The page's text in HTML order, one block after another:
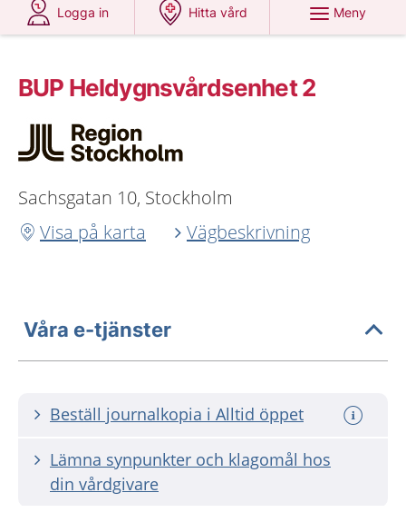
Logga in
Hitta vård
Meny
BUP Heldygnsvårdsenhet 2
Sachsgatan 10, Stockholm
Visa på karta
Vägbeskrivning
Våra e-tjänster
Beställ journalkopia i Alltid öppet
Lämna synpunkter och klagomål hos
din vårdgivare